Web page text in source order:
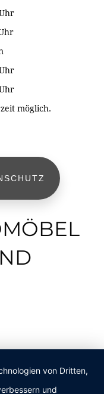
möglich.
von Dritten,
und